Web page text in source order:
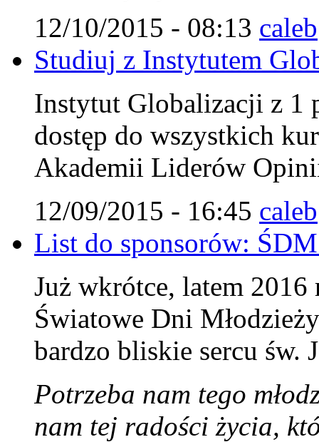
12/10/2015 - 08:13 caleb
Studiuj z Instytutem
Instytut Globalizacji z 1
dostęp do wszystkich
Akademii Liderów
12/09/2015 - 16:45 caleb
List do sponsorów:
Już wkrótce, latem
Światowe Dni
bardzo bliskie sercu św.
Potrzeba nam tego
nam tej radości życia,